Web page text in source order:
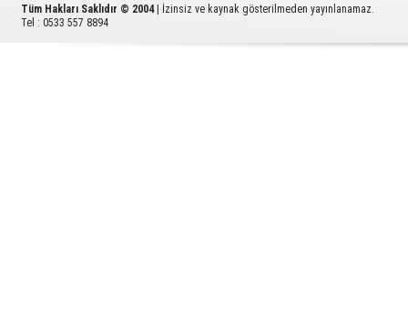
Tüm Hakları Saklıdır © 2004
| İzinsiz ve kaynak gösterilmeden yayınlanamaz.
Tel : 0533 557 8894